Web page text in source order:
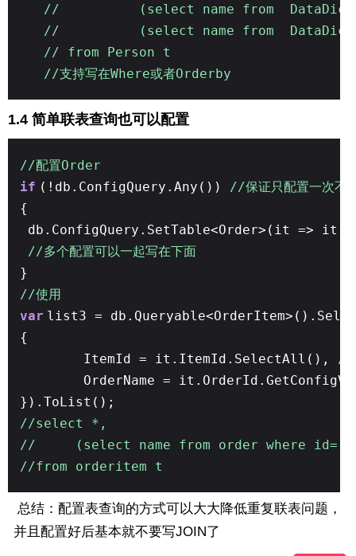
// (select name from
// (select name from
// from Person t
//支持写在Where或者Orderby
1.4 简单联表查询也可以配置
//配置Order
if (!db.ConfigQuery.Any()) //保证只配置一次不
{
db.ConfigQuery.SetTable<Order>(it =>
//多个配置可以一起写在下面
}
//使用
var list3 =
{
ItemId = it.ItemId.SelectAll(), //
OrderName =
}).ToList();
//select *,
// (select name from order where id=
//from orderitem t
总结：配置表查询的方式可以大大降低重复联表问题，
并且配置好后基本就不要写JOIN了